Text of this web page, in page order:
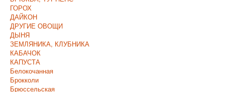
ГОРОХ
ДАЙКОН
ДРУГИЕ ОВОЩИ
ДЫНЯ
ЗЕМЛЯНИКА, КЛУБНИКА
КАБАЧОК
КАПУСТА
Белокочанная
Брокколи
Брюссельская